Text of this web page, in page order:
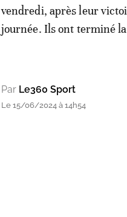
vendredi, après leur
journée. Ils ont terminé
Par Le360 Sport
Le 15/06/2024 à 14h54